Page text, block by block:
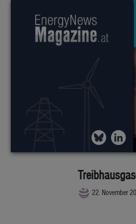
22. November